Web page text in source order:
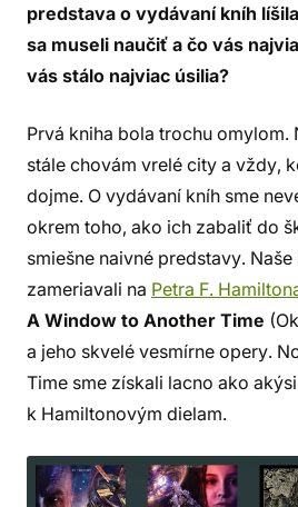
predstava o vydávaní kníh
sa museli naučiť a čo vás
vás stálo najviac úsilia?
Prvá kniha bola trochu omylom.
stále chovám vrelé city a vždy,
dojme. O vydávaní kníh sme
okrem toho, ako ich zabaliť do
smiešne naivné predstavy. Naše
zameriavali na Petra F.
A Window to Another Time
a jeho skvelé vesmírne opery.
Time sme získali lacno ako
k Hamiltonovým dielam.